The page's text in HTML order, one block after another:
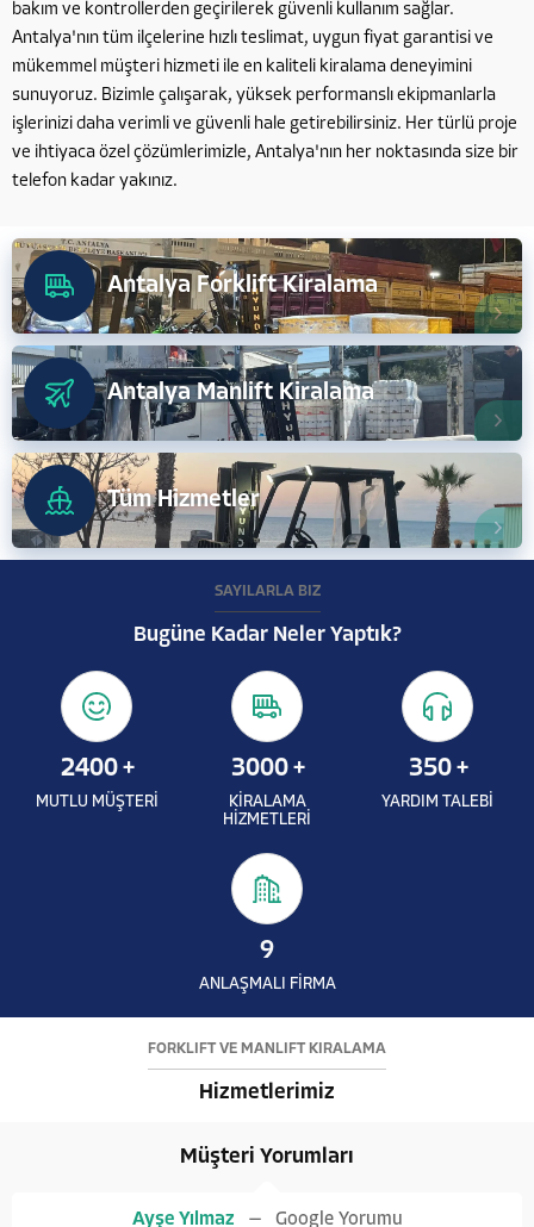
bakım ve kontrollerden geçirilerek güvenli kullanım sağlar.
Antalya'nın tüm ilçelerine hızlı teslimat, uygun fiyat garantisi ve
mükemmel müşteri hizmeti ile en kaliteli kiralama deneyimini
sunuyoruz. Bizimle çalışarak, yüksek performanslı ekipmanlarla
işlerinizi daha verimli ve güvenli hale getirebilirsiniz. Her türlü proje
ve ihtiyaca özel çözümlerimizle, Antalya'nın her noktasında size bir
telefon kadar yakınız.
Antalya Forklift Kiralama
Antalya Manlift Kiralama
Tüm Hizmetler
SAYILARLA BİZ
Bugüne Kadar Neler Yaptık?
2400+
MUTLU MÜŞTERİ
3000+
KİRALAMA
HİZMETLERİ
350+
YARDIM TALEBİ
9
ANLAŞMALI FİRMA
FORKLİFT VE MANLİFT KİRALAMA
Hizmetlerimiz
Müşteri Yorumları
Ayşe Yılmaz Google Yorumu